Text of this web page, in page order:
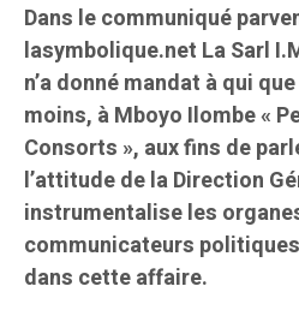
Dans le communiqué
lasymbolique.net La Sarl
n’a donné mandat à qui
moins, à Mboyo Ilombe «
Consorts », aux fins de
l’attitude de la Direction
instrumentalise les
communicateurs
dans cette affaire.